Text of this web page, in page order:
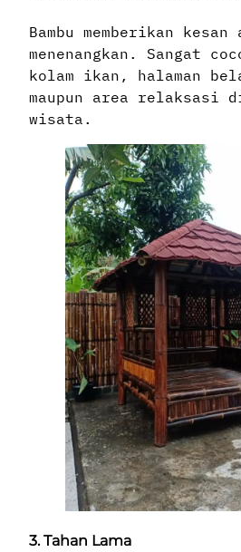
Bambu memberikan
menenangkan. Sangat
kolam ikan, halaman
maupun area relaksasi
wisata.
3. Tahan Lama